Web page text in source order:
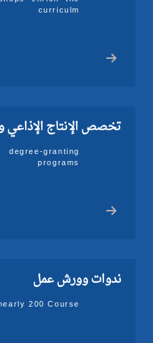
curriculm
تخصص الإنتاج الإذاعي
granting
programs
ندوات وورش عمل
200 Course